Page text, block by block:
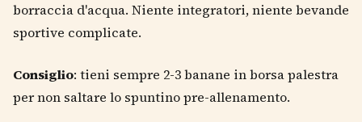
borraccia d'acqua. Niente integratori, niente bevande
sportive complicate.
Consiglio: tieni sempre 2-3 banane in borsa palestra
per non saltare lo spuntino pre-allenamento.